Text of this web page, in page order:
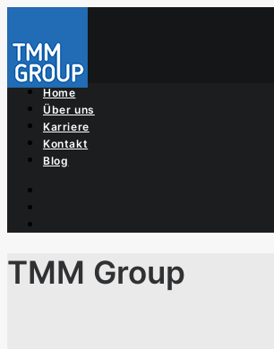
Home
Über uns
Karriere
Kontakt
Blog
TMM Group